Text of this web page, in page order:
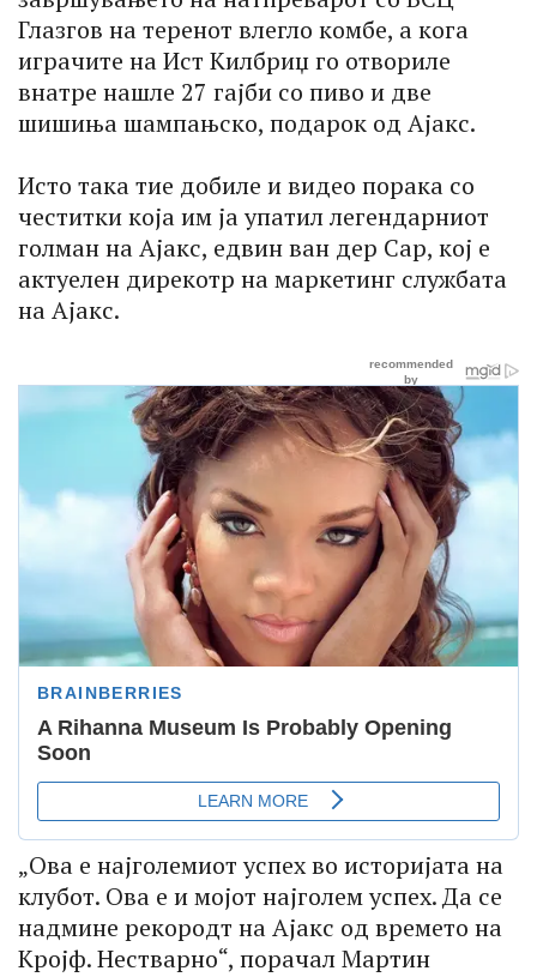
Глазгов на теренот влегло комбе, а кога
играчите на Ист Килбриџ го отвориле
внатре нашле 27 гајби со пиво и две
шишиња шампањско, подарок од Ајакс.
Исто така тие добиле и видео порака со
честитки која им ја упатил легендарниот
голман на Ајакс, едвин ван дер Сар, кој е
актуелен дирекотр на маркетинг службата
на Ајакс.
„Ова е најголемиот успех во историјата на
клубот. Ова е и мојот најголем успех. Да се
надмине рекородт на Ајакс од времето на
Кројф. Нестварно“, порачал Мартин